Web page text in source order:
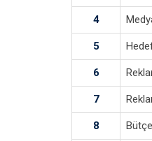
4
5
6
7
8